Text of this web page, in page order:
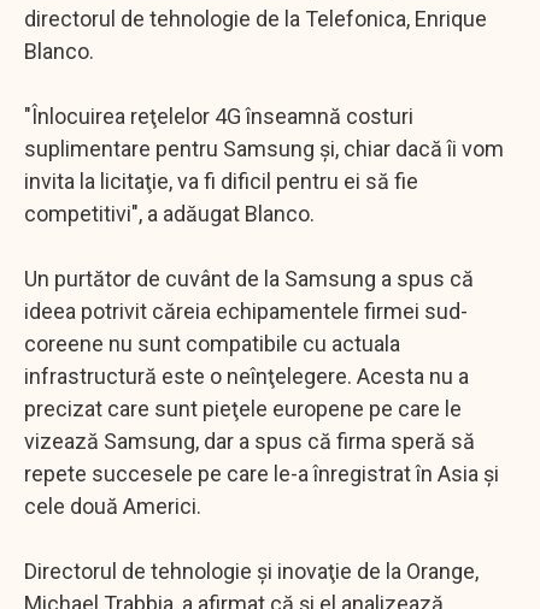
directorul de tehnologie de la Telefonica, Enrique
Blanco.
"Înlocuirea reţelelor 4G înseamnă costuri
suplimentare pentru Samsung şi, chiar dacă îi vom
invita la licitaţie, va fi dificil pentru ei să fie
competitivi", a adăugat Blanco.
Un purtător de cuvânt de la Samsung a spus că
ideea potrivit căreia echipamentele firmei sud-
coreene nu sunt compatibile cu actuala
infrastructură este o neînţelegere. Acesta nu a
precizat care sunt pieţele europene pe care le
vizează Samsung, dar a spus că firma speră să
repete succesele pe care le-a înregistrat în Asia şi
cele două Americi.
Directorul de tehnologie şi inovaţie de la Orange,
Michael Trabbia, a afirmat că şi el analizează